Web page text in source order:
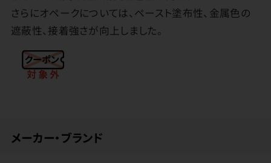
さらにオペークについては、ペースト塗布性、金属色の
遮蔽性、接着強さが向上しました。
メーカー・ブランド